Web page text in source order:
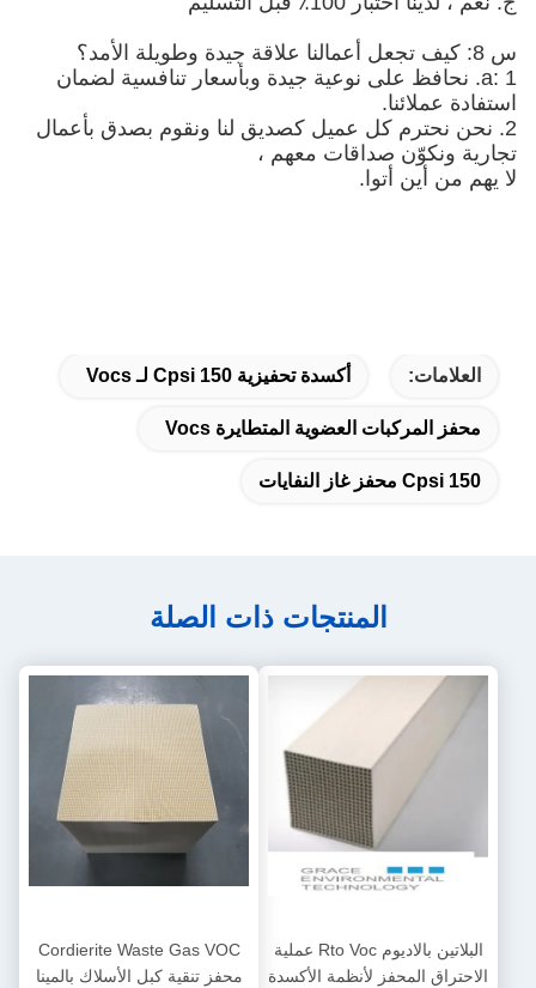
س 8: كيف تجعل أعمالنا علاقة جيدة وطويلة الأمد؟
a: 1. نحافظ على نوعية جيدة وبأسعار تنافسية لضمان
استفادة عملائنا.
2. نحن نحترم كل عميل كصديق لنا ونقوم بصدق بأعمال
تجارية ونكوّن صداقات معهم ،
لا يهم من أين أتوا.
العلامات: أكسدة تحفيزية 150 Cpsi لـ Vocs
محفز المركبات العضوية المتطايرة Vocs
150 Cpsi محفز غاز النفايات
المنتجات ذات الصلة
البلاتين بالاديوم Rto Voc عملية
الاحتراق المحفز لأنظمة الأكسدة
Cordierite Waste Gas VOC
محفز تنقية كبل الأسلاك بالمينا